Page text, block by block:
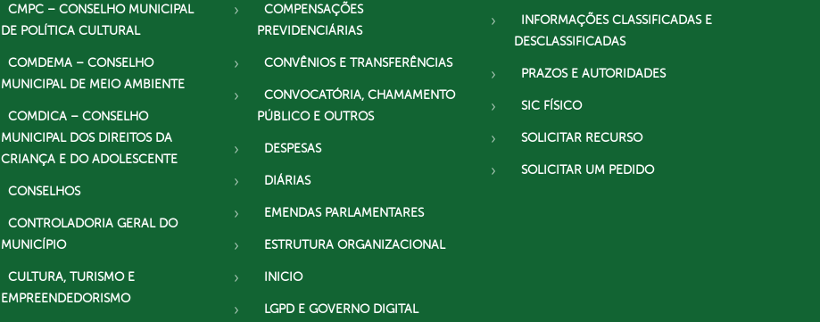
CMPC – CONSELHO MUNICIPAL
DE POLÍTICA CULTURAL
COMDEMA – CONSELHO
MUNICIPAL DE MEIO AMBIENTE
COMDICA – CONSELHO
MUNICIPAL DOS DIREITOS DA
CRIANÇA E DO ADOLESCENTE
CONSELHOS
CONTROLADORIA GERAL DO
MUNICÍPIO
CULTURA, TURISMO E
EMPREENDEDORISMO
COMPENSAÇÕES
PREVIDENCIÁRIAS
CONVÊNIOS E TRANSFERÊNCIAS
CONVOCATÓRIA, CHAMAMENTO
PÚBLICO E OUTROS
DESPESAS
DIÁRIAS
EMENDAS PARLAMENTARES
ESTRUTURA ORGANIZACIONAL
INICIO
LGPD E GOVERNO DIGITAL
INFORMAÇÕES CLASSIFICADAS E
DESCLASSIFICADAS
PRAZOS E AUTORIDADES
SIC FÍSICO
SOLICITAR RECURSO
SOLICITAR UM PEDIDO